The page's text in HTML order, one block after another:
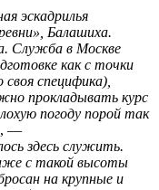
эскадрилья
Балашиха.
Служба в Москве
как с точки
специфика),
прокладывать курс
погоду порой так
, —
здесь служить.
с такой высоты
на крупные и